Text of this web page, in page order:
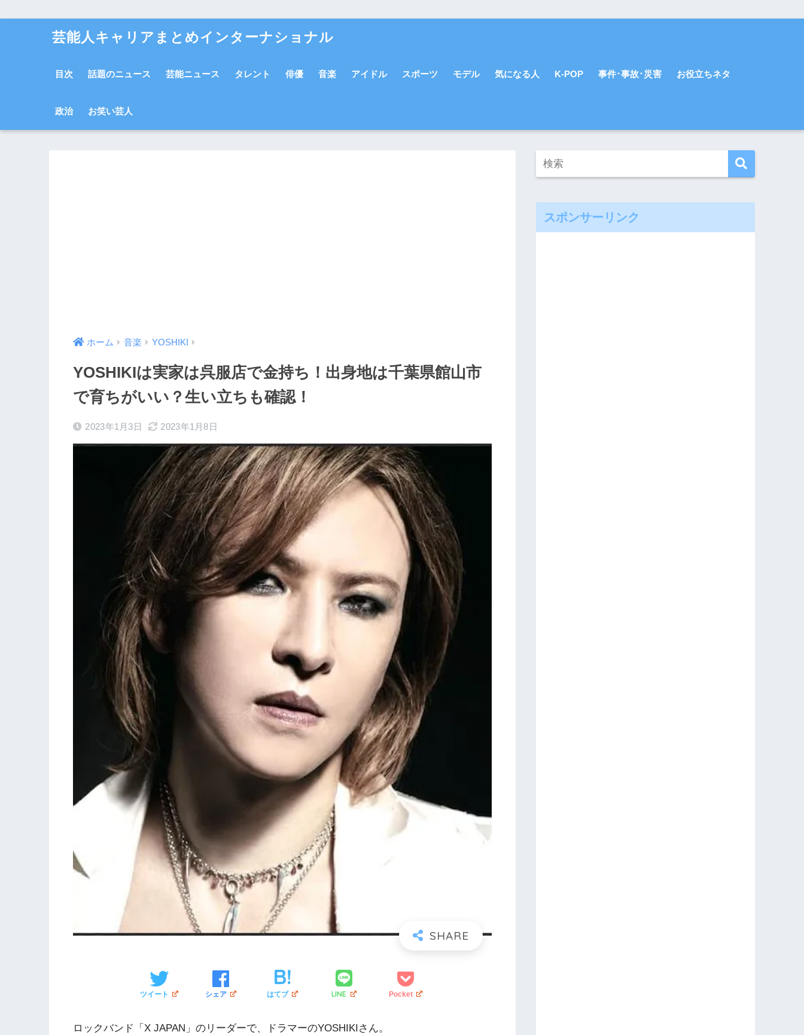
芸能人キャリアまとめインターナショナル
目次 話題のニュース 芸能ニュース タレント 俳優 音楽 アイドル スポーツ モデル 気になる人 K-POP 事件･事故･災害 お役立ちネタ
政治 お笑い芸人
ホーム 音楽 YOSHIKI
YOSHIKIは実家は呉服店で金持ち！出身地は千葉県館山市
で育ちがいい？生い立ちも確認！
2023年1月3日 2023年1月8日
ツイート シェア はてブ LINE Pocket
ロックバンド「X JAPAN」のリーダーで、ドラマーのYOSHIKIさん。
スポンサーリンク